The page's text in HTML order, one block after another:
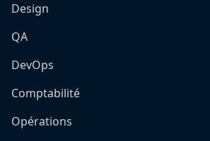
Design
QA
DevOps
Comptabilité
Opérations